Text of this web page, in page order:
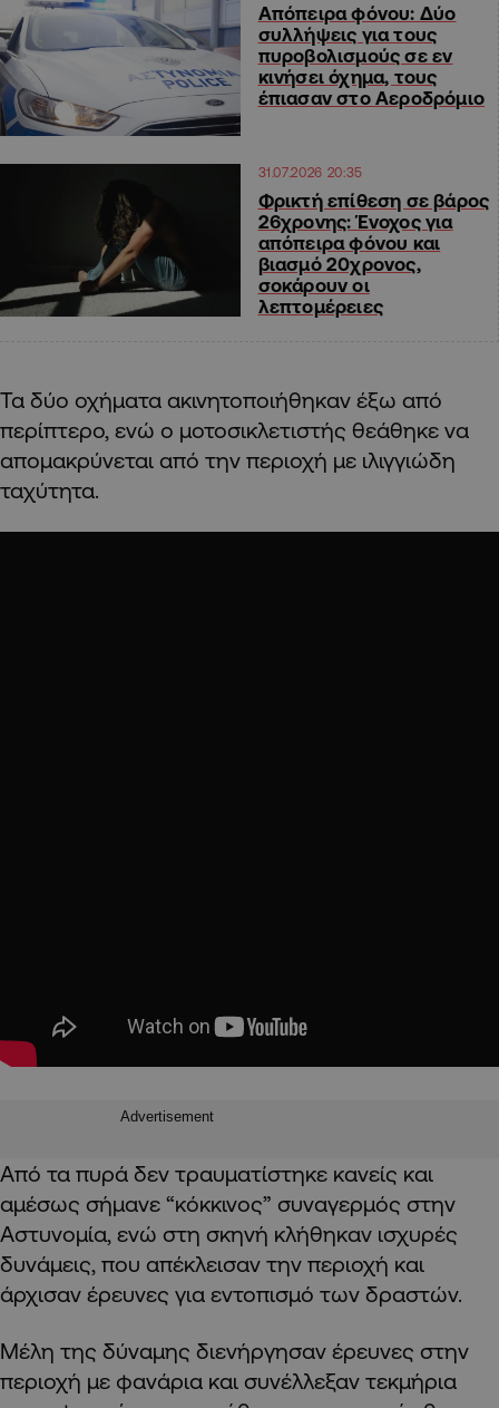
Απόπειρα φόνου: Δύο
συλλήψεις για τους
πυροβολισμούς σε εν
κινήσει όχημα, τους
έπιασαν στο Αεροδρόμιο
31.07.2026 20:35
Φρικτή επίθεση σε βάρος
26χρονης: Ένοχος για
απόπειρα φόνου και
βιασμό 20χρονος,
σοκάρουν οι
λεπτομέρειες
Τα δύο οχήματα ακινητοποιήθηκαν έξω από
περίπτερο, ενώ ο μοτοσικλετιστής θεάθηκε να
απομακρύνεται από την περιοχή με ιλιγγιώδη
ταχύτητα.
Advertisement
Από τα πυρά δεν τραυματίστηκε κανείς και
αμέσως σήμανε “κόκκινος” συναγερμός στην
Αστυνομία, ενώ στη σκηνή κλήθηκαν ισχυρές
δυνάμεις, που απέκλεισαν την περιοχή και
άρχισαν έρευνες για εντοπισμό των δραστών.
Μέλη της δύναμης διενήργησαν έρευνες στην
περιοχή με φανάρια και συνέλλεξαν τεκμήρια